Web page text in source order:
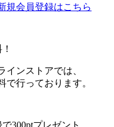
規会員登録はこちら
インストアでは、
で行っております。
300ptプレゼント